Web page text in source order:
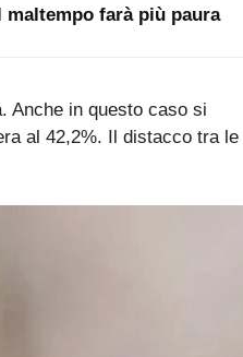
farà più paura
Anche in questo caso si
al 42,2%. Il distacco tra le